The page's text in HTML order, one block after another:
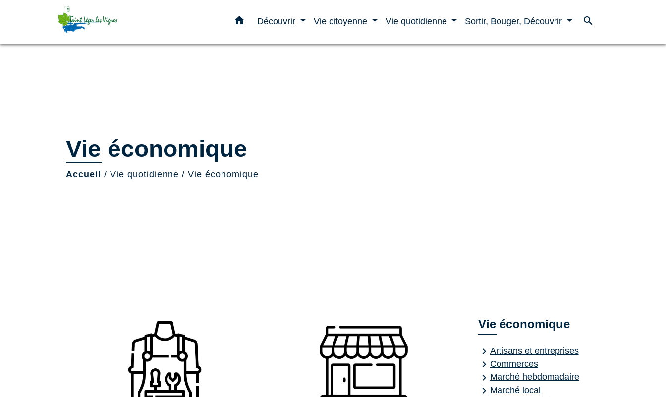
home Découvrir Vie citoyenne Vie quotidienne Sortir, Bouger, Découvrir search
Vie économique
Accueil / Vie quotidienne / Vie économique
Vie économique
keyboard_arrow_rightArtisans et entreprises
keyboard_arrow_rightCommerces
keyboard_arrow_rightMarché hebdomadaire
keyboard_arrow_rightMarché local